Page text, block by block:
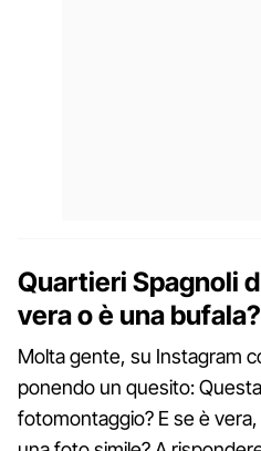
Quartieri Spagnoli
vera o è una bufala?
Molta gente, su Instagram
ponendo un quesito:
fotomontaggio? E se è